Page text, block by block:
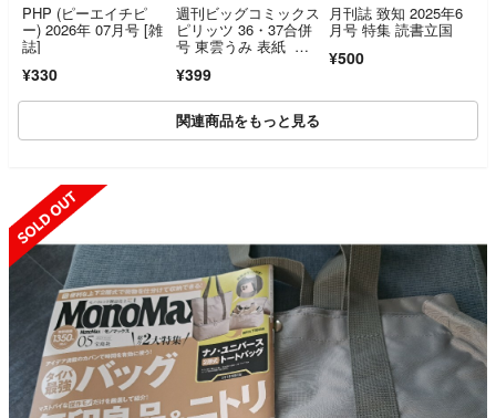
PHP (ピーエイチピ
ー) 2026年 07月号 [雑
誌]
¥330
週刊ビッグコミックス
ピリッツ 36・37合併
号 東雲うみ 表紙 応
¥399
月刊誌 致知 2025年6
月号 特集 読書立国
¥500
関連商品をもっと見る